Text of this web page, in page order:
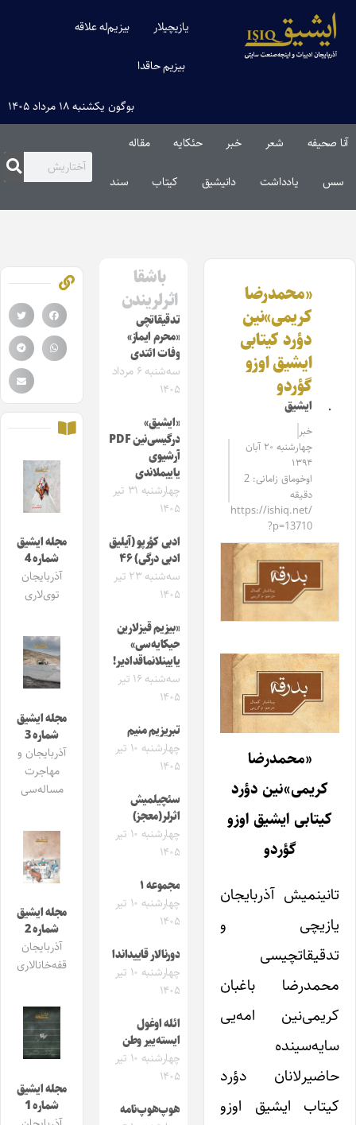
یازیچیلار بیزیم‌له علاقه
بیزیم حاقدا
بوگون یکشنبه ۱۸ مرداد ۱۴۰۵
آنا صحیفه شعر خبر حئکایه مقاله‌
سس یادداشت دانیشیق کیتاب سند
«محمدرضا
کریمی»‌نین
دؤرد کیتابی
ایشیق اوزو
گؤردو
ایشیق
خبر
چهارشنبه ۲۰ آبان
۱۳۹۴
اوخوماق زامانی: 2
دقیقه
https://ishiq.net/
?p=13710
«محمدرضا
کریمی»‌نین دؤرد
کیتابی ایشیق اوزو
گؤردو
تانینمیش آذربایجان
یازیچی و
تدقیقاتچیسی
محمدرضا باغبان
کریمی‌نین امه‌یی
سایه‌سینده
حاضیرلانان دؤرد
کیتاب ایشیق اوزو
باشقا
اثرلریندن
تدقیقاتچی
«محرم ایماز»
وفات ائتدی
سه‌شنبه ۶ مرداد
۱۴۰۵
«ایشیق»
درگیسی‌نین PDF
آرشیوی
یاییملاندی
چهارشنبه ۳۱ تیر
۱۴۰۵
ادبی کؤرپو (آیلیق
ادبی درگی) ۴۶
سه‌شنبه ۲۳ تیر
۱۴۰۵
«بیزیم قیزلارین
حیکایه‌سی»
یایینلانماقدادیر!
سه‌شنبه ۱۶ تیر
۱۴۰۵
تبریزیم منیم
چهارشنبه ۱۰ تیر
۱۴۰۵
سئچیلمیش
اثرلر(معجز)
چهارشنبه ۱۰ تیر
۱۴۰۵
مجموعه ۱
چهارشنبه ۱۰ تیر
۱۴۰۵
دورنالار قاییداندا
چهارشنبه ۱۰ تیر
۱۴۰۵
ائله اوغول
ایسته‌ییر وطن
چهارشنبه ۱۰ تیر
۱۴۰۵
هوپ‌هوپ‌نامه
مجله ایشیق
شماره 4
آذربایجان
توی‌لاری
مجله ایشیق
شماره 3
آذربایجان و
مهاجرت
مساله‌سی
مجله ایشیق
شماره 2
آذربایجان
قفه‌خانالاری
مجله ایشیق
شماره 1